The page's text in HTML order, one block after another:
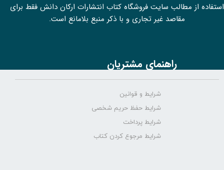
استفاده از مطالب سايت فروشگاه کتاب انتشارات ارکان دانش فقط برای
مقاصد غیر تجاری و با ذکر منبع بلامانع است.
راهنمای مشتریان
شرایط و قوانین
شرایط حفظ حریم شخصی
شرایط پرداخت
شرایط مرجوع کردن کتاب